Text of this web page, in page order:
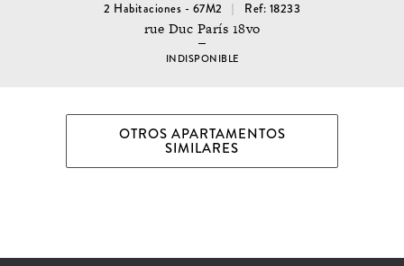
2 Habitaciones - 67M2 Ref: 18233
rue Duc París 18vo
INDISPONIBLE
OTROS APARTAMENTOS
SIMILARES